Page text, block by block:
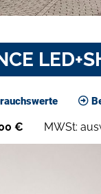
€ MWSt: